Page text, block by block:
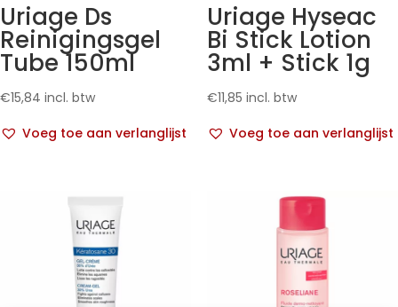
Uriage Ds
Reinigingsgel
Tube 150ml
€15,84 incl. btw
Voeg toe aan verlanglijst
Uriage Hyseac
Bi Stick Lotion
3ml + Stick 1g
€11,85 incl. btw
Voeg toe aan verlanglijst